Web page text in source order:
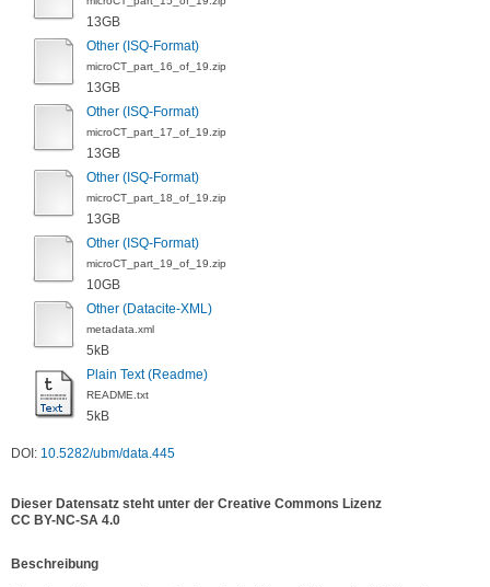
13GB
Other (ISQ-Format)
microCT_part_16_of_19.zip
13GB
Other (ISQ-Format)
microCT_part_17_of_19.zip
13GB
Other (ISQ-Format)
microCT_part_18_of_19.zip
13GB
Other (ISQ-Format)
microCT_part_19_of_19.zip
10GB
Other (Datacite-XML)
metadata.xml
5kB
Plain Text (Readme)
README.txt
5kB
DOI: 10.5282/ubm/data.445
Dieser Datensatz steht unter der Creative Commons Lizenz
CC BY-NC-SA 4.0
Be­schrei­bung